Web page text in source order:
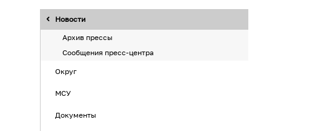
Новости
Архив прессы
Сообщения пресс-центра
Округ
МСУ
Документы